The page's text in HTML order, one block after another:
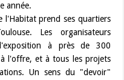
année.
l'Habitat prend ses quartiers
Les organisateurs
à près de 300
l'offre, et à tous les projets
Un sens du "devoir"